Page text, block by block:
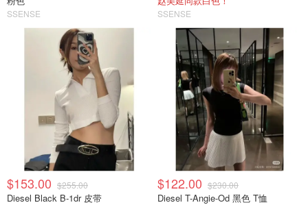
SSENSE SSENSE
$153.00 $255.00
Diesel Black B-1dr 皮带
$122.00 $230.00
Diesel T-Angie-Od 黑色 T恤